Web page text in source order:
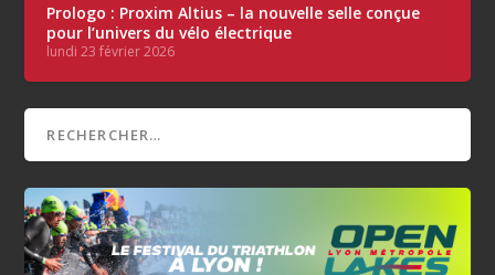
Prologo : Proxim Altius – la nouvelle selle conçue
pour l’univers du vélo électrique
lundi 23 février 2026